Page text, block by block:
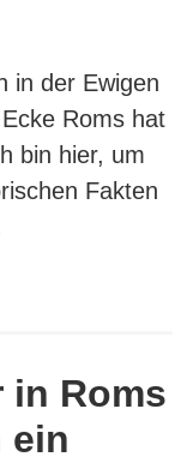
in der Ewigen
Roms hat
bin hier, um
Fakten
in Roms
ein